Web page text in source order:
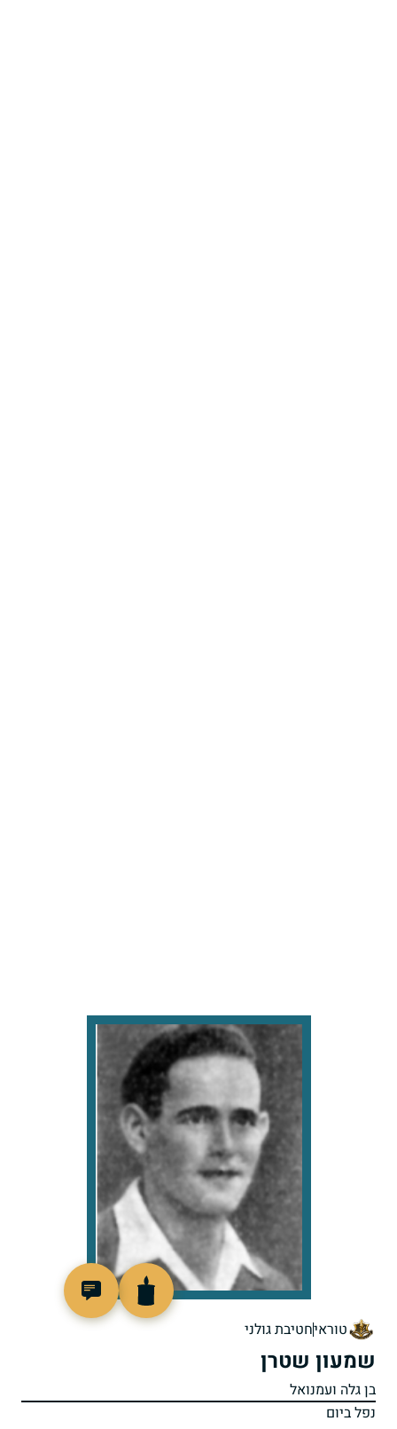
טוראיחטיבת גולני
שמעון שטרן
בן גלה ועמנואל
נפל ביום